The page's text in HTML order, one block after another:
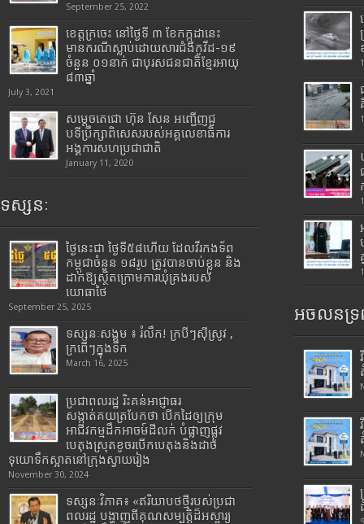
September 25, 2022
ខេត្តក្រចេះ នៅថ្ងៃទី ៣ ខែកក្កដានេះ
មានករណីស្លាប់ដោយសារជំងឺកូវីដ-១៩
ចំនួន ០១នាក់ ជាបុរសជនជាតិខ្មែរអាយុ
៨៣ឆ្នាំ
July 3, 2021
សម្តេចតេជោ ហ៊ុន សែន អញ្ជើញជួ
បទីប្រឹក្សាពិសេសរបស់អគ្គលេខាធិការ
អង្គការសហប្រជាជាតិ
January 11, 2020
ទស្សនៈ
ថ្ងៃនេះជា ថ្ងៃទី៥៨ហើយ ដែលវីរកងទ័ព
កម្ពុជាចំនួន ១៨រូប ត្រូវបានចាប់ខ្លួន និង
ដាក់ឱ្យស្ថិតក្រោមការឃុំគ្រងរបស់
យោធាថៃ
September 25, 2025
ទស្សនៈសង្គម ៖ រំលឹក! ក្របីៗស៊ីស្រូវ ,
ក្រពើៗក្នុងទឹក
March 16, 2025
ប្រជាពលរដ្ឋ រិះគន់អាជ្ញាធរ
សង្កាត់គយត្របែកថា បើកដៃឲ្យក្រុម
អាជីវកម្មដឹកអាចម៍ដីលក់ បំផ្លាញផ្លូវ
បេតុងស្រុតខូចរបើកបេតុងនិងដាច់
ទុយោទឹកស្អាតនៅក្រុងស្វាយរៀង
November 30, 2024
ទស្សនៈវិភាគ៖ «ឥរិយាបថថ្មីរបស់ប្រជា
ពលរដ្ឋ បង្ហាញពីគុណសម្បត្តិដ៏អស្ចារ្យ
អចលនទ្រ